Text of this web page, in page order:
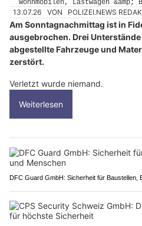
13.07.26 VON POLIZEI.NEWS
Am Sonntagnachmittag ist in
ausgebrochen. Drei
abgestellte Fahrzeuge und
zerstört.
Verletzt wurde niemand.
Weiterlesen
DFC Guard GmbH: Sicherheit für Baustellen,